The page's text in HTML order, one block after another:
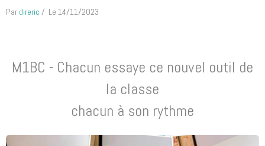
Par direric Le 14/11/2023
M1BC - Chacun essaye ce nouvel outil de
la classe
chacun à son rythme